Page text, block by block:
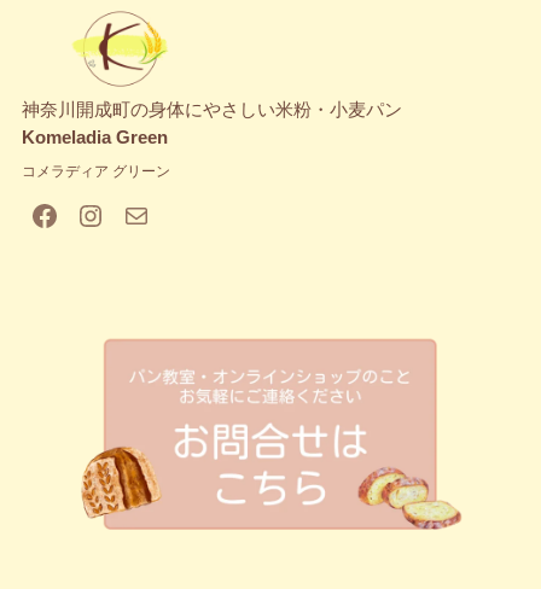
神奈川開成町の身体にやさしい米粉・小麦パン
Komeladia Green
コメラディア グリーン